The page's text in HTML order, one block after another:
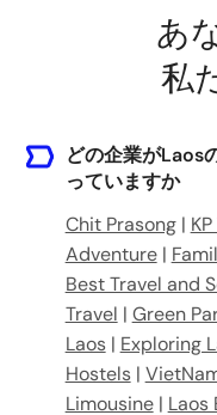
あ
私
どの企業がLaos
っていますか
Chit Prasong|
Adventure|
Best Travel and
Travel | Green
Laos| Exploring
Hostels|
Limousine| Laos